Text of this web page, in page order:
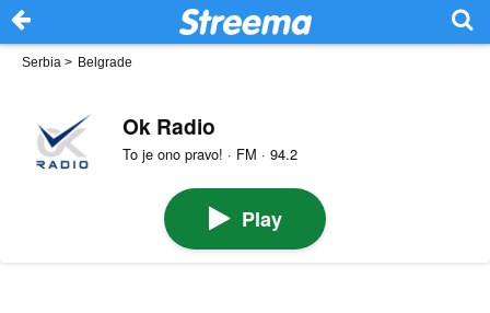
Serbia > Belgrade
Ok Radio
To je ono pravo! · FM · 94.2
Play